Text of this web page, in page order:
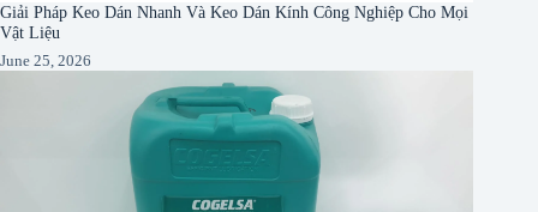
Giải Pháp Keo Dán Nhanh Và Keo Dán Kính Công Nghiệp Cho Mọi
Vật Liệu
June 25, 2026